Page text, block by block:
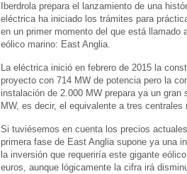
Iberdrola prepara el lanzamiento de una
eléctrica ha iniciado los trámites para
en un primer momento del que está llamado
eólico marino: East Anglia.
La eléctrica inició en febrero de 2015 la
proyecto con 714 MW de potencia pero la
instalación de 2.000 MW prepara ya un
MW, es decir, el equivalente a tres centrales
Si tuviésemos en cuenta los precios
primera fase de East Anglia supone ya una
la inversión que requeriría este gigante
euros, aunque lógicamente la cifra irá